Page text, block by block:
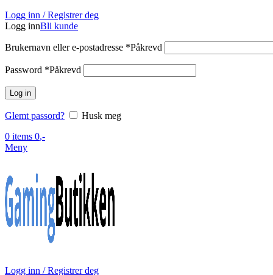
Logg inn / Registrer deg
Logg innBli kunde
Brukernavn eller e-postadresse *Påkrevd
Password *Påkrevd
Log in
Glemt passord?
Husk meg
0 items 0,-
Meny
Logg inn / Registrer deg